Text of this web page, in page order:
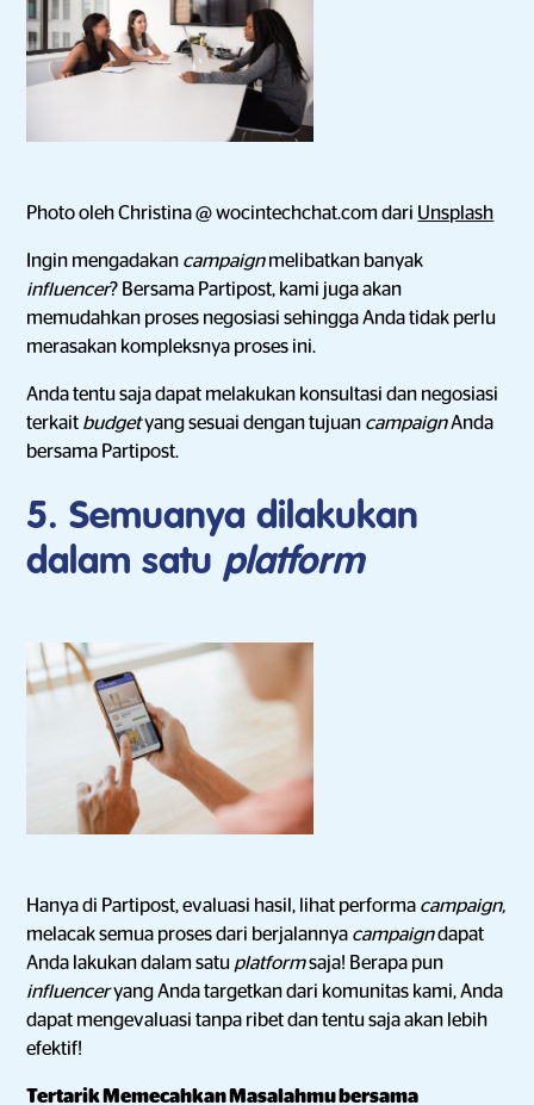
Photo oleh Christina @ wocintechchat.com dari Unsplash
Ingin mengadakan campaignmelibatkan banyak
influencer? Bersama Partipost, kami juga akan
memudahkan proses negosiasi sehingga Anda tidak perlu
merasakan kompleksnya proses ini.
Anda tentu saja dapat melakukan konsultasi dan negosiasi
terkait budgetyang sesuai dengan tujuan campaignAnda
bersama Partipost.
5. Semuanya dilakukan
dalam satu platform
Hanya di Partipost, evaluasi hasil, lihat performa campaign,
melacak semua proses dari berjalannya campaigndapat
Anda lakukan dalam satu platformsaja! Berapa pun
influenceryang Anda targetkan dari komunitas kami, Anda
dapat mengevaluasi tanpa ribet dan tentu saja akan lebih
efektif!
Tertarik Memecahkan Masalahmu bersama